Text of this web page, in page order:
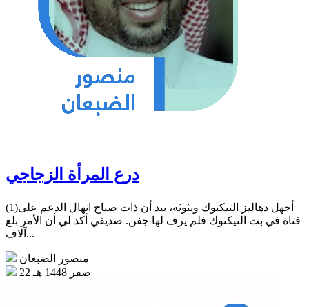
درع المرأة الزجاجي
(1)أجهل دهاليز التيكتوك وبثوثه، بيد أن ذات صباح انهال الدعم على
فتاة في بث التيكتوك فلم يرف لها جفن. صديقي أكد لي أن الأمر بلغ
آلاف...
منصور الضبعان
22 صفر 1448 هـ